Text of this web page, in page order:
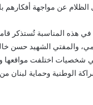
عن مواجهة أفكارهم
في هذه المناسبة تُستذكر
والمفتي الشهيد حسن
اختلفت مواقعها
الوطنية وحماية لبنان